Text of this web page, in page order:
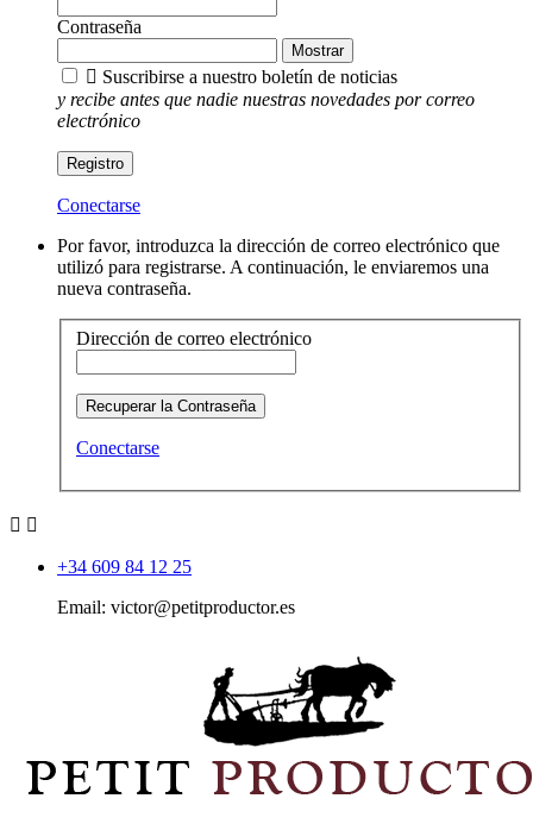
Contraseña
Mostrar
 Suscribirse a nuestro boletín de noticias
y recibe antes que nadie nuestras novedades por correo
electrónico
Registro
Conectarse
Por favor, introduzca la dirección de correo electrónico que
utilizó para registrarse. A continuación, le enviaremos una
nueva contraseña.
Dirección de correo electrónico
Recuperar la Contraseña
Conectarse
 
+34 609 84 12 25
Email: victor@petitproductor.es